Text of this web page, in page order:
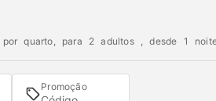
por quarto, para 2 adultos , desde 1
Promoção